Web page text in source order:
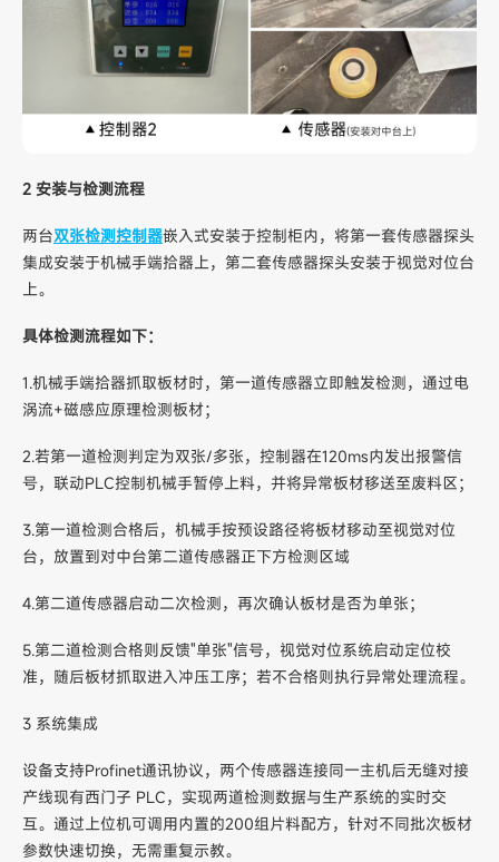
2 安装与检测流程
两台双张检测控制器嵌入式安装于控制柜内，将第一套传感器探头
集成安装于机械手端拾器上，第二套传感器探头安装于视觉对位台
上。
具体检测流程如下：
1.机械手端拾器抓取板材时，第一道传感器立即触发检测，通过电
涡流+磁感应原理检测板材；
2.若第一道检测判定为双张/多张，控制器在120ms内发出报警信
号，联动PLC控制机械手暂停上料，并将异常板材移送至废料区；
3.第一道检测合格后，机械手按预设路径将板材移动至视觉对位
台，放置到对中台第二道传感器正下方检测区域
4.第二道传感器启动二次检测，再次确认板材是否为单张；
5.第二道检测合格则反馈"单张"信号，视觉对位系统启动定位校
准，随后板材抓取进入冲压工序；若不合格则执行异常处理流程。
3 系统集成
设备支持Profinet通讯协议，两个传感器连接同一主机后无缝对接
产线现有西门子 PLC，实现两道检测数据与生产系统的实时交
互。通过上位机可调用内置的200组片料配方，针对不同批次板材
参数快速切换，无需重复示教。